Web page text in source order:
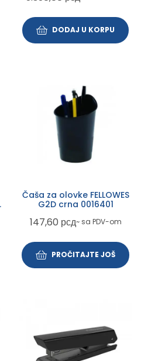
DODAJ U KORPU
Čaša za olovke FELLOWES
G2D crna 0016401
147,60 рсд~ sa PDV-om
PROČITAJTE JOŠ